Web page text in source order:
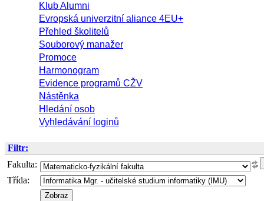
Klub Alumni
Evropská univerzitní aliance 4EU+
Přehled školitelů
Souborový manažer
Promoce
Harmonogram
Evidence programů CŽV
Nástěnka
Hledání osob
Vyhledávání loginů
Filtr:
Fakulta:
Třída: